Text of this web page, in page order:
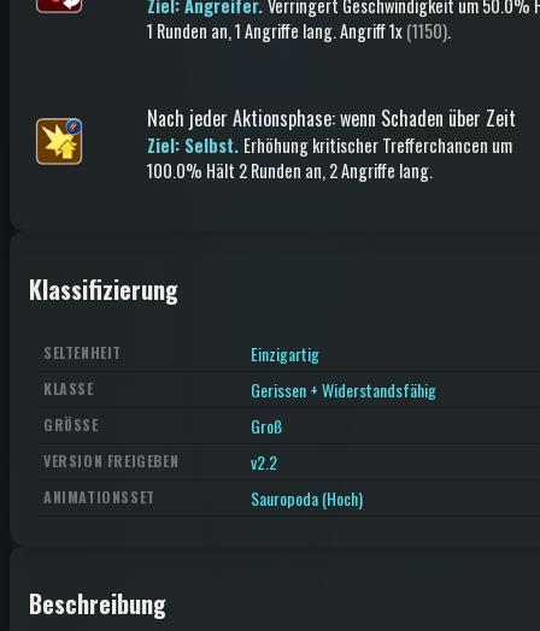
Ziel: Angreifer.Verringert Geschwindigkeit um 50.0%
1 Runden an, 1 Angriffe lang.Angriff1x(1150).
Nach jeder Aktionsphase:wenn Schaden über Zeit
Ziel: Selbst. Erhöhung kritischer Trefferchancen um
100.0% Hält 2 Runden an, 2 Angriffe lang.
Klassifizierung
SELTENHEIT Einzigartig
KLASSE Gerissen + Widerstandsfähig
GRÖSSE Groß
VERSION FREIGEBEN v2.2
ANIMATIONSSET Sauropoda (Hoch)
Beschreibung